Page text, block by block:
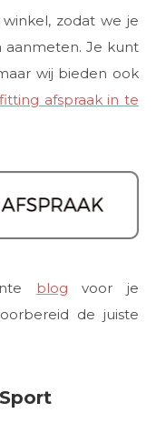
zodat we je
aanmeten. Je kunt
wij bieden ook
afspraak in te
blog voor je
de juiste